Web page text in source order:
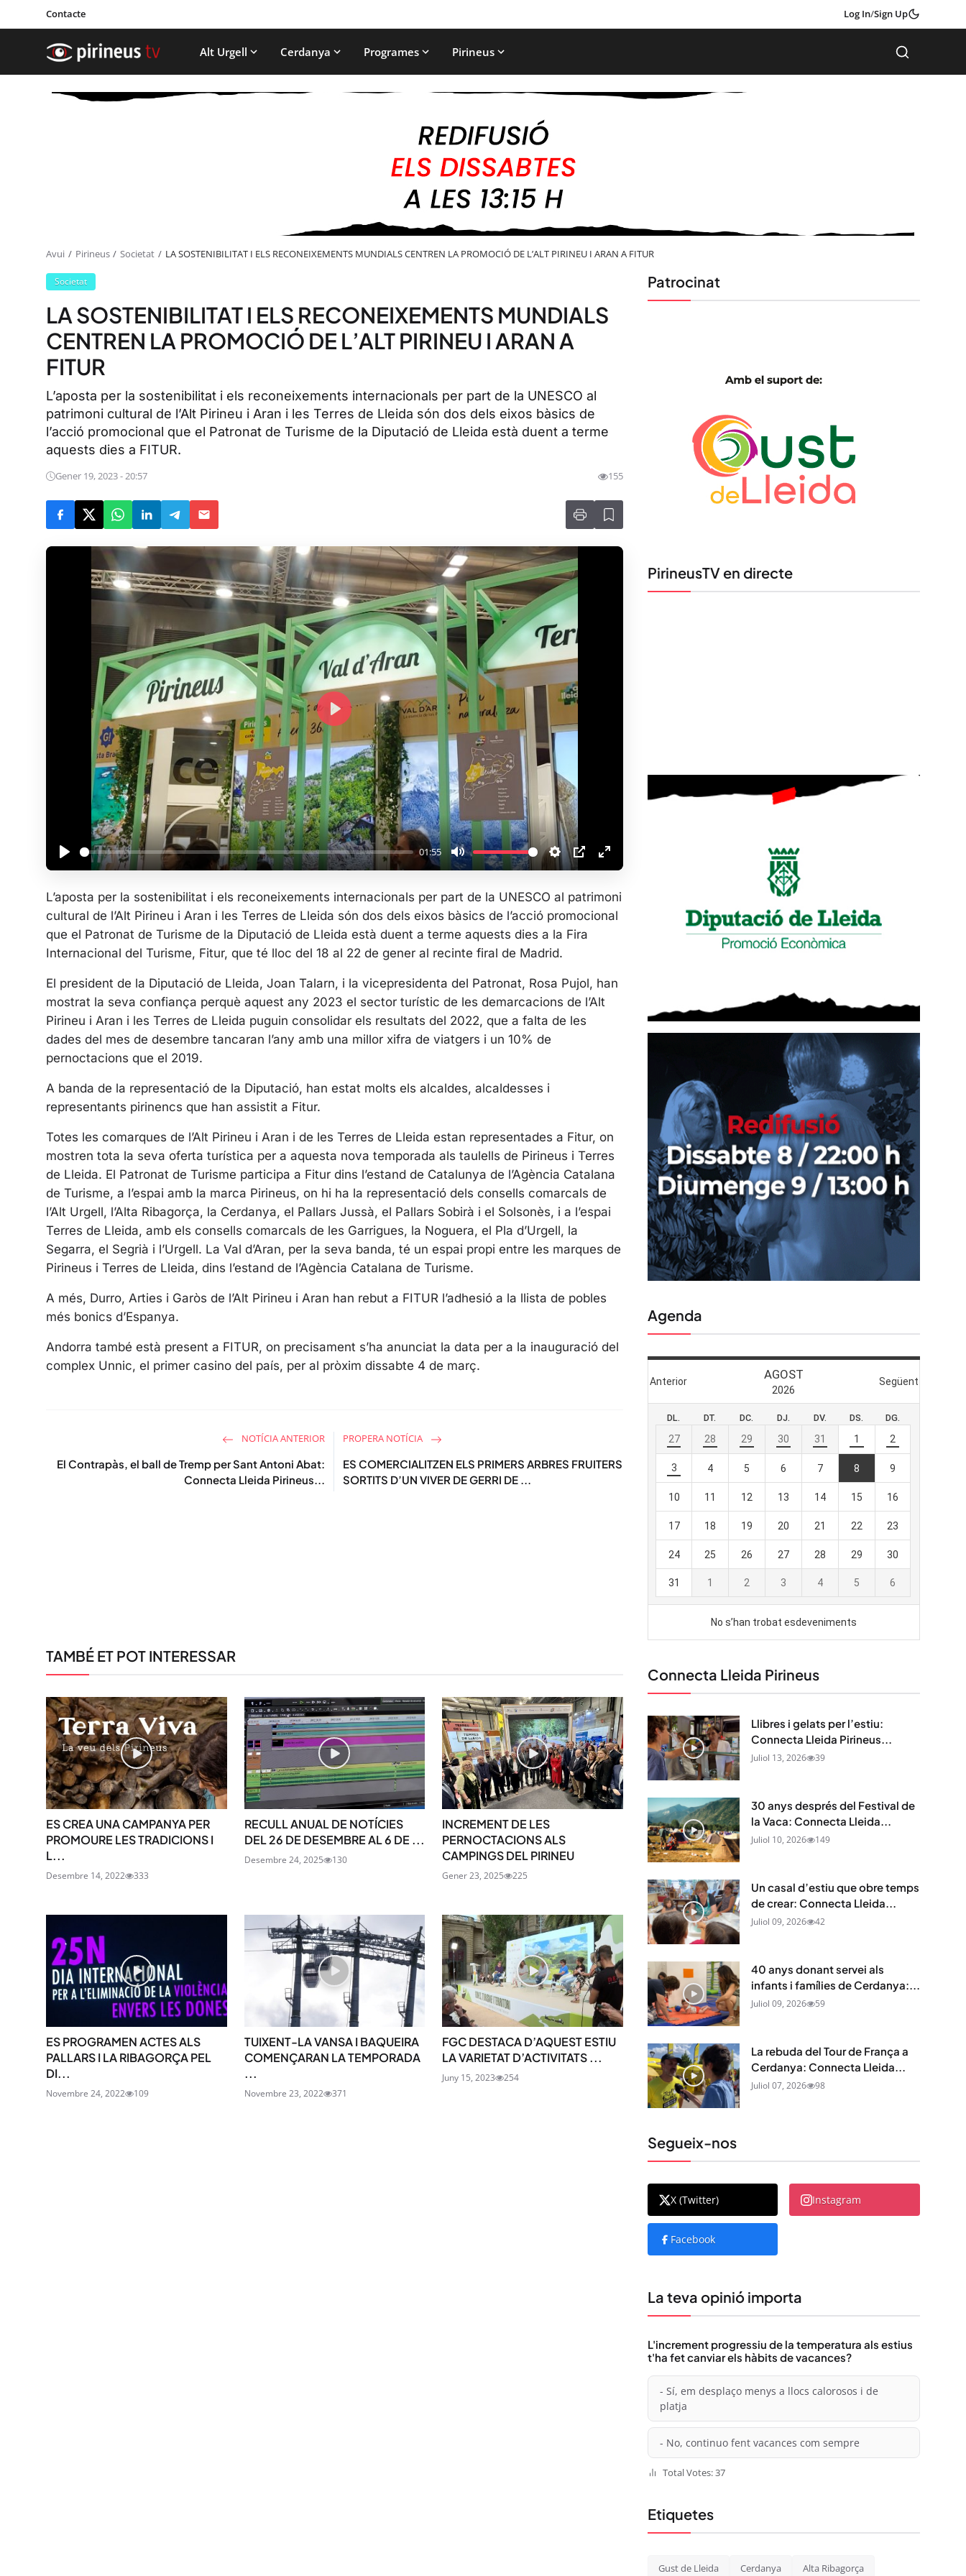
Contacte Log In/Sign Up
Alt Urgell Cerdanya Programes Pirineus
Avui Pirineus Societat LA SOSTENIBILITAT I ELS RECONEIXEMENTS MUNDIALS CENTREN LA PROMOCIÓ DE L’ALT PIRINEU I ARAN A FITUR
Societat
LA SOSTENIBILITAT I ELS RECONEIXEMENTS MUNDIALS
CENTREN LA PROMOCIÓ DE L’ALT PIRINEU I ARAN A
FITUR
L’aposta per la sostenibilitat i els reconeixements internacionals per part de la UNESCO al
patrimoni cultural de l’Alt Pirineu i Aran i les Terres de Lleida són dos dels eixos bàsics de
l’acció promocional que el Patronat de Turisme de la Diputació de Lleida està duent a terme
aquests dies a FITUR.
Gener 19, 2023 - 20:57 155
P
a
y
01:55
M
t
e
S
t
t
i
n
P
P
E
t
e
l
l
P
l
a
y
L’aposta per la sostenibilitat i els reconeixements internacionals per part de la UNESCO al patrimoni
cultural de l’Alt Pirineu i Aran i les Terres de Lleida són dos dels eixos bàsics de l’acció promocional
que el Patronat de Turisme de la Diputació de Lleida està duent a terme aquests dies a la Fira
Internacional del Turisme, Fitur, que té lloc del 18 al 22 de gener al recinte firal de Madrid.
El president de la Diputació de Lleida, Joan Talarn, i la vicepresidenta del Patronat, Rosa Pujol, han
mostrat la seva confiança perquè aquest any 2023 el sector turístic de les demarcacions de l’Alt
Pirineu i Aran i les Terres de Lleida puguin consolidar els resultats del 2022, que a falta de les
dades del mes de desembre tancaran l’any amb una millor xifra de viatgers i un 10% de
pernoctacions que el 2019.
A banda de la representació de la Diputació, han estat molts els alcaldes, alcaldesses i
representants pirinencs que han assistit a Fitur.
Totes les comarques de l’Alt Pirineu i Aran i de les Terres de Lleida estan representades a Fitur, on
mostren tota la seva oferta turística per a aquesta nova temporada als taulells de Pirineus i Terres
de Lleida. El Patronat de Turisme participa a Fitur dins l’estand de Catalunya de l’Agència Catalana
de Turisme, a l’espai amb la marca Pirineus, on hi ha la representació dels consells comarcals de
l’Alt Urgell, l’Alta Ribagorça, la Cerdanya, el Pallars Jussà, el Pallars Sobirà i el Solsonès, i a l’espai
Terres de Lleida, amb els consells comarcals de les Garrigues, la Noguera, el Pla d’Urgell, la
Segarra, el Segrià i l’Urgell. La Val d’Aran, per la seva banda, té un espai propi entre les marques de
Pirineus i Terres de Lleida, dins l’estand de l’Agència Catalana de Turisme.
A més, Durro, Arties i Garòs de l’Alt Pirineu i Aran han rebut a FITUR l’adhesió a la llista de pobles
més bonics d’Espanya.
Andorra també està present a FITUR, on precisament s’ha anunciat la data per a la inauguració del
complex Unnic, el primer casino del país, per al pròxim dissabte 4 de març.
NOTÍCIA ANTERIOR
El Contrapàs, el ball de Tremp per Sant Antoni Abat:
Connecta Lleida Pirineus...
PROPERA NOTÍCIA
ES COMERCIALITZEN ELS PRIMERS ARBRES FRUITERS
SORTITS D’UN VIVER DE GERRI DE ...
TAMBÉ ET POT INTERESSAR
ES CREA UNA CAMPANYA PER
PROMOURE LES TRADICIONS I
L...
Desembre 14, 2022 333
RECULL ANUAL DE NOTÍCIES
DEL 26 DE DESEMBRE AL 6 DE ...
Desembre 24, 2025 130
INCREMENT DE LES
PERNOCTACIONS ALS
CAMPINGS DEL PIRINEU
Gener 23, 2025 225
ES PROGRAMEN ACTES ALS
PALLARS I LA RIBAGORÇA PEL
DI...
Novembre 24, 2022 109
TUIXENT-LA VANSA I BAQUEIRA
COMENÇARAN LA TEMPORADA
...
Novembre 23, 2022 371
FGC DESTACA D’AQUEST ESTIU
LA VARIETAT D’ACTIVITATS ...
Juny 15, 2023 254
Patrocinat
PirineusTV en directe
Agenda
Connecta Lleida Pirineus
Llibres i gelats per l’estiu:
Connecta Lleida Pirineus...
Juliol 13, 2026 39
30 anys després del Festival de
la Vaca: Connecta Lleida...
Juliol 10, 2026 149
Un casal d’estiu que obre temps
de crear: Connecta Lleida...
Juliol 09, 2026 42
40 anys donant servei als
infants i famílies de Cerdanya:...
Juliol 09, 2026 59
La rebuda del Tour de França a
Cerdanya: Connecta Lleida...
Juliol 07, 2026 98
Segueix-nos
X (Twitter) Instagram
Facebook
La teva opinió importa
L'increment progressiu de la temperatura als estius
t'ha fet canviar els hàbits de vacances?
- Sí, em desplaço menys a llocs calorosos i de
platja
- No, continuo fent vacances com sempre
Total Votes: 37
Etiquetes
Gust de Lleida Cerdanya Alta Ribagorça
Uneix-te al nostre butlletí
Tota l’actualitat, seleccionada i enviada
directament al teu correu. Subscriu-te al nostre
butlletí i segueix la informació que importa.